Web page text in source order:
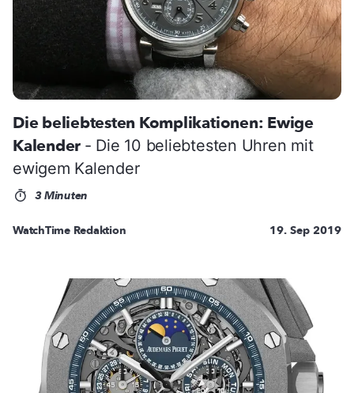
Die beliebtesten Komplikationen: Ewige
Kalender - Die 10 beliebtesten Uhren mit
ewigem Kalender
3 Minuten
WatchTime Redaktion 19. Sep 2019